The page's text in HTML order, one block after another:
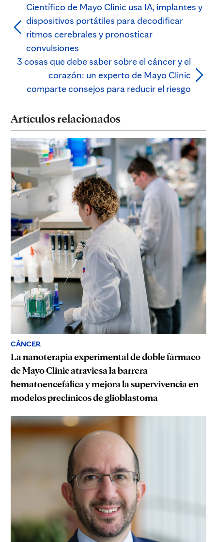
Científico de Mayo Clinic usa IA, implantes y
dispositivos portátiles para decodificar
ritmos cerebrales y pronosticar
convulsiones
3 cosas que debe saber sobre el cáncer y el
corazón: un experto de Mayo Clinic
comparte consejos para reducir el riesgo
Artículos relacionados
CÁNCER
La nanoterapia experimental de doble fármaco
de Mayo Clinic atraviesa la barrera
hematoencefálica y mejora la supervivencia en
modelos preclínicos de glioblastoma